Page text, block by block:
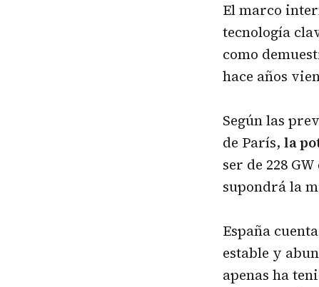
El marco
tecnología
como
hace años
Según las
de París, la
ser de 228
supondrá la
España
estable y
apenas ha